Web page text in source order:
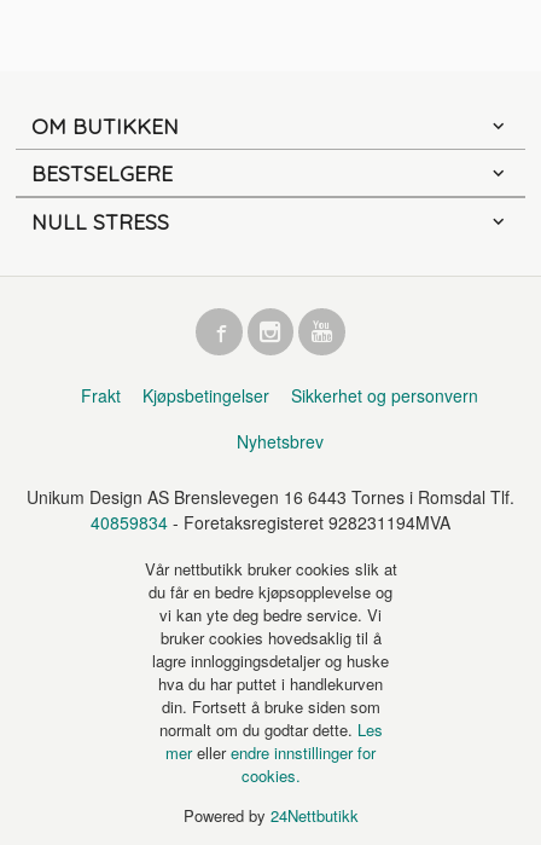
OM BUTIKKEN
BESTSELGERE
NULL STRESS
Frakt Kjøpsbetingelser
Sikkerhet og personvern
Nyhetsbrev
Unikum Design AS Brenslevegen 16 6443 Tornes i Romsdal Tlf.
40859834 - Foretaksregisteret 928231194MVA
Vår nettbutikk bruker cookies slik at
du får en bedre kjøpsopplevelse og
vi kan yte deg bedre service. Vi
bruker cookies hovedsaklig til å
lagre innloggingsdetaljer og huske
hva du har puttet i handlekurven
din. Fortsett å bruke siden som
normalt om du godtar dette. Les
merellerendre innstillinger for
cookies.
Powered by 24Nettbutikk